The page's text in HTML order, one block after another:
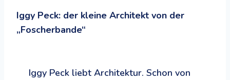
Iggy Peck: der kleine Architekt von der
„Foscherbande“
Iggy Peck liebt Architektur. Schon von